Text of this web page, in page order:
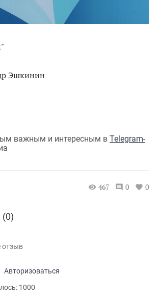
Эшкинин
важным и интересным в Telegram-
467 0 0
Авторизоваться
1000